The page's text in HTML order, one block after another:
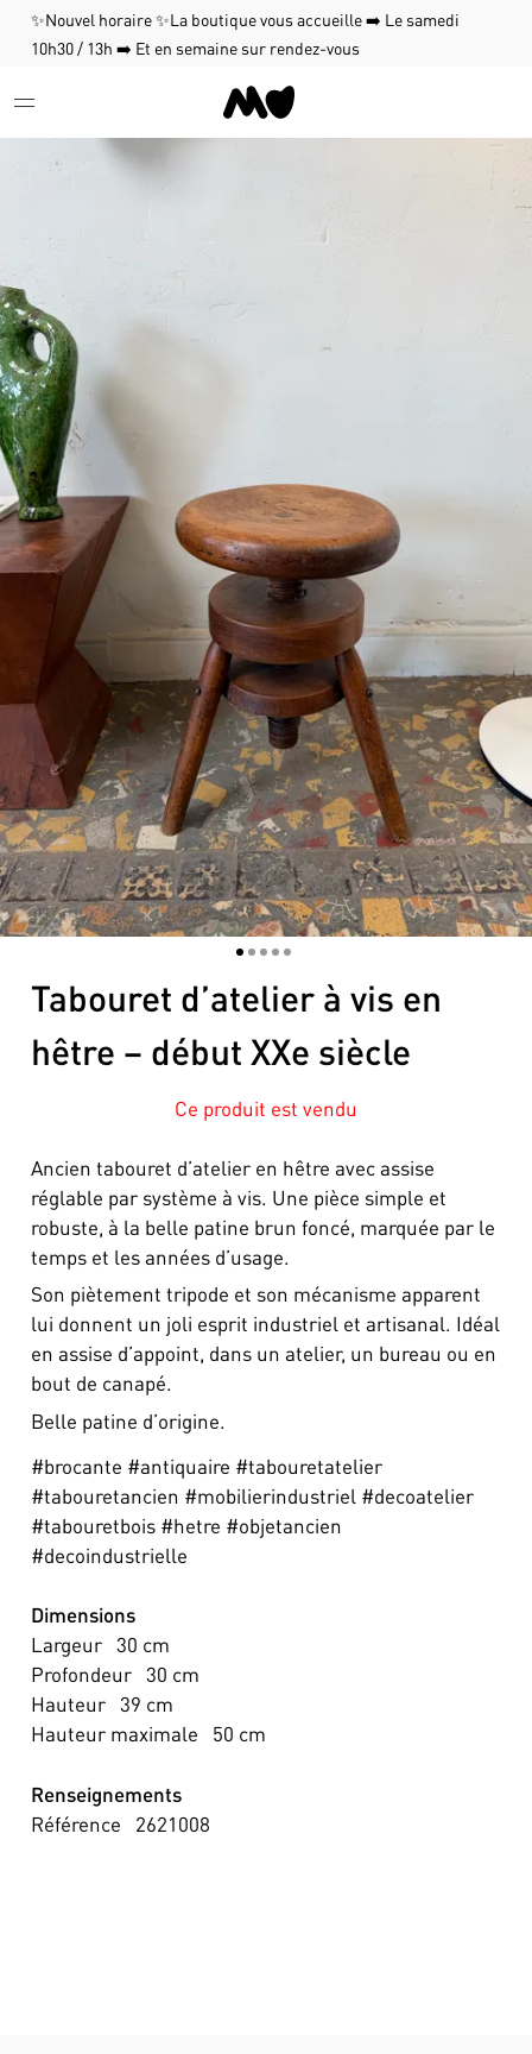
✨Nouvel horaire ✨La boutique vous accueille ➡️ Le samedi
10h30 / 13h ➡️ Et en semaine sur rendez-vous
12345
Tabouret d’atelier à vis en
hêtre – début XXe siècle
Ce produit est vendu
Ancien tabouret d’atelier en hêtre avec assise
réglable par système à vis. Une pièce simple et
robuste, à la belle patine brun foncé, marquée par le
temps et les années d’usage.
Son piètement tripode et son mécanisme apparent
lui donnent un joli esprit industriel et artisanal. Idéal
en assise d’appoint, dans un atelier, un bureau ou en
bout de canapé.
Belle patine d’origine.
#brocante #antiquaire #tabouretatelier
#tabouretancien #mobilierindustriel #decoatelier
#tabouretbois #hetre #objetancien
#decoindustrielle
Dimensions
Largeur 30 cm
Profondeur 30 cm
Hauteur 39 cm
Hauteur maximale
50 cm
Renseignements
Référence
2621008